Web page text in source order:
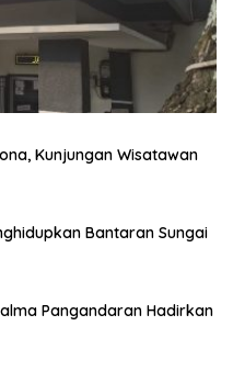
Kunjungan Wisatawan
Bantaran Sungai
Pangandaran Hadirkan